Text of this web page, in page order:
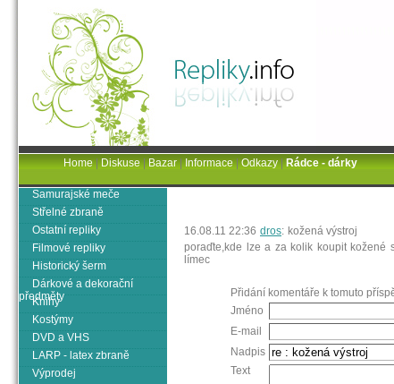
16.08.11 22:36 dros: kožená výstroj
poraďte,kde lze a za kolik koupit kožené
límec
Přidání komentáře k tomuto
Jméno
E-mail
Nadpis
Text
Samurajské meče
Střelné zbraně
Ostatní repliky
Filmové repliky
Historický šerm
Dárkové a dekorační
předměty
Knihy
Kostýmy
DVD a VHS
LARP - latex zbraně
Výprodej
Home|Diskuse|Bazar|Informace|Odkazy|Rádce - dárky